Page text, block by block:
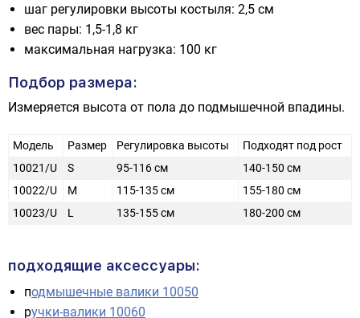
шаг регулировки высоты костыля: 2,5 см
вес пары: 1,5-1,8 кг
максимальная нагрузка: 100 кг
Подбор размера:
Измеряется высота от пола до подмышечной впадины.
Модель Размер Регулировка высоты
Подходят под рост
10021/U
S 95-116 см
140-150 см
10022/U
M 115-135 см
155-180 см
10023/U
L 135-155 см 180-200 см
подходящие аксессуары:
подмышечные валики 10050
ручки-валики 10060